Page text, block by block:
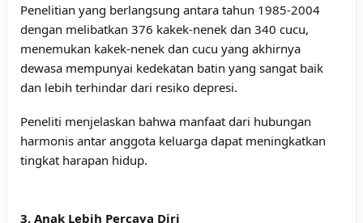
Penelitian yang berlangsung antara tahun 1985-2004
dengan melibatkan 376 kakek-nenek dan 340 cucu,
menemukan kakek-nenek dan cucu yang akhirnya
dewasa mempunyai kedekatan batin yang sangat baik
dan lebih terhindar dari resiko depresi.
Peneliti menjelaskan bahwa manfaat dari hubungan
harmonis antar anggota keluarga dapat meningkatkan
tingkat harapan hidup.
3. Anak Lebih Percaya Diri